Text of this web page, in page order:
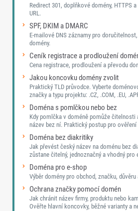
Redirect 301, doplňkové domény, HTTPS
URL.
SPF, DKIM a DMARC
E-mailové DNS záznamy pro
domény.
Ceník registrace a prodloužení
Cena registrace, prodloužení a převodu
Jakou koncovku domény zvolit
Praktický TLD průvodce. Vyberte
značky a typu projektu: .CZ, .COM, .EU,
Doména s pomlčkou nebo bez
Kdy pomlčka v doméně pomůže čitelnosti
název bez ní. Praktický postup pro
Doména bez diakritiky
Jak převést český název na doménu bez
zůstane čitelný, jednoznačný a vhodný pro
Doména pro e-shop
Výběr domény pro obchod, značku,
Ochrana značky pomocí domén
Jak chránit název firmy, produktu nebo
Ověřte hlavní koncovky, běžné varianty a